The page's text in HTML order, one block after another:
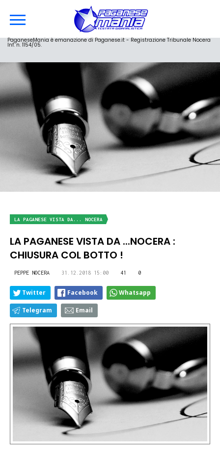
PaganeseMania è emanazione di Paganese.it - Registrazione Tribunale Nocera
Inf. n. 1154/05.
LA PAGANESE VISTA DA... NOCERA
LA PAGANESE VISTA DA ...NOCERA :
CHIUSURA COL BOTTO !
PEPPE NOCERA 31.12.2018 15:00 41 0
Twitter Facebook Whatsapp
Telegram Email